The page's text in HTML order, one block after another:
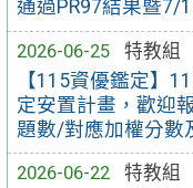
通過PR97結果暨7/
2026-06-25
特教組
【115資優鑑定】
定安置計畫，歡迎
題數/對應加權分數
2026-06-22
特教組